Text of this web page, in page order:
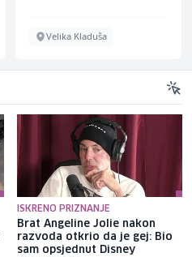
Velika Kladuša
ISKRENO PRIZNANJE
Brat Angeline Jolie nakon
razvoda otkrio da je gej: Bio
sam opsjednut Disney